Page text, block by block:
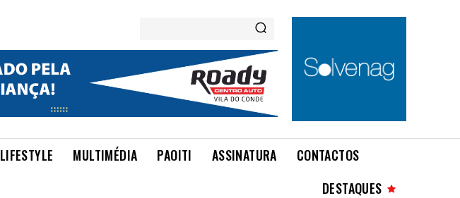
LIFESTYLE MULTIMÉDIA PAOITI ASSINATURA
CONTACTOS
DESTAQUES